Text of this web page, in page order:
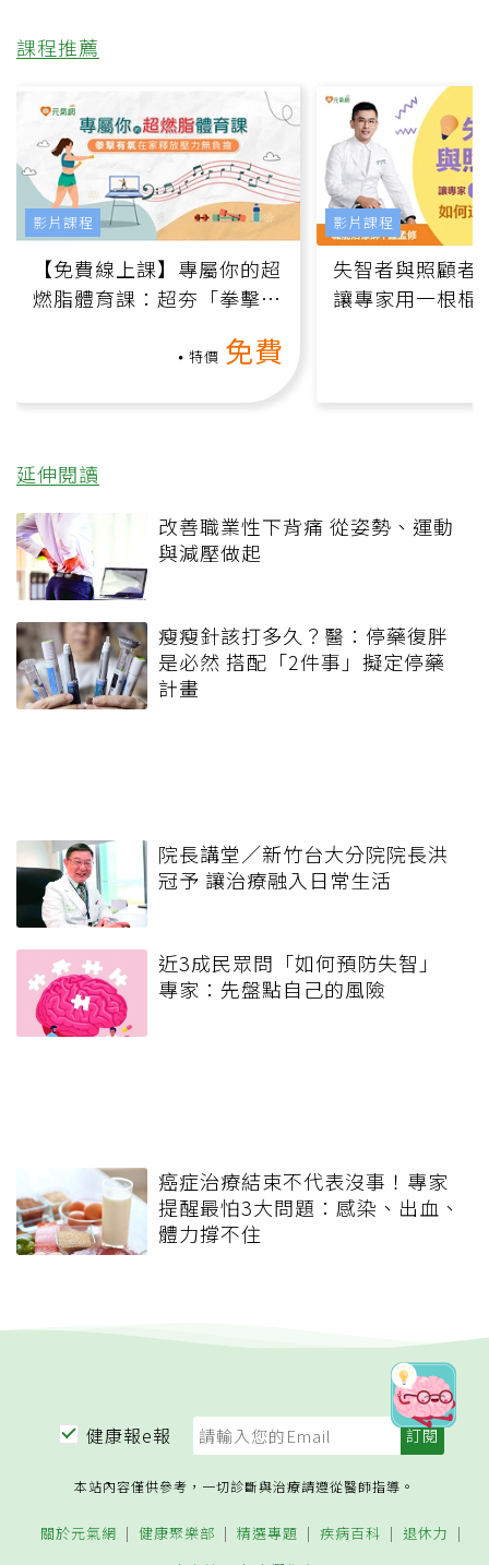
課程推薦
【免費線上課】專屬你的超
燃脂體育課：超夯「拳擊有
特價 免費
影片課程
失智者與照顧者
讓專家用一根棍
影片課程
延伸閱讀
改善職業性下背痛 從姿勢、運動
與減壓做起
瘦瘦針該打多久？醫：停藥復胖
是必然 搭配「2件事」擬定停藥
計畫
院長講堂／新竹台大分院院長洪
冠予 讓治療融入日常生活
近3成民眾問「如何預防失智」
專家：先盤點自己的風險
癌症治療結束不代表沒事！專家
提醒最怕3大問題：感染、出血、
體力撐不住
健康報e報
本站內容僅供參考，一切診斷與治療請遵從醫師指導。
關於元氣網 健康聚樂部 精選專題 疾病百科
退休力